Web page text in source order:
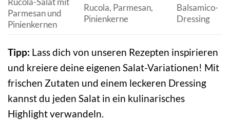
Parmesan und
Pinienkernen
Rucola, Parmesan,
Pinienkerne
Balsamico-
Dressing
Tipp: Lass dich von unseren Rezepten inspirieren
und kreiere deine eigenen Salat-Variationen! Mit
frischen Zutaten und einem leckeren Dressing
kannst du jeden Salat in ein kulinarisches
Highlight verwandeln.